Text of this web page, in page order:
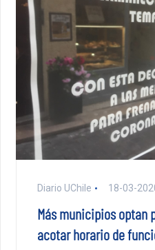
Diario UChile 18-03-
Más municipios optan
acotar horario de